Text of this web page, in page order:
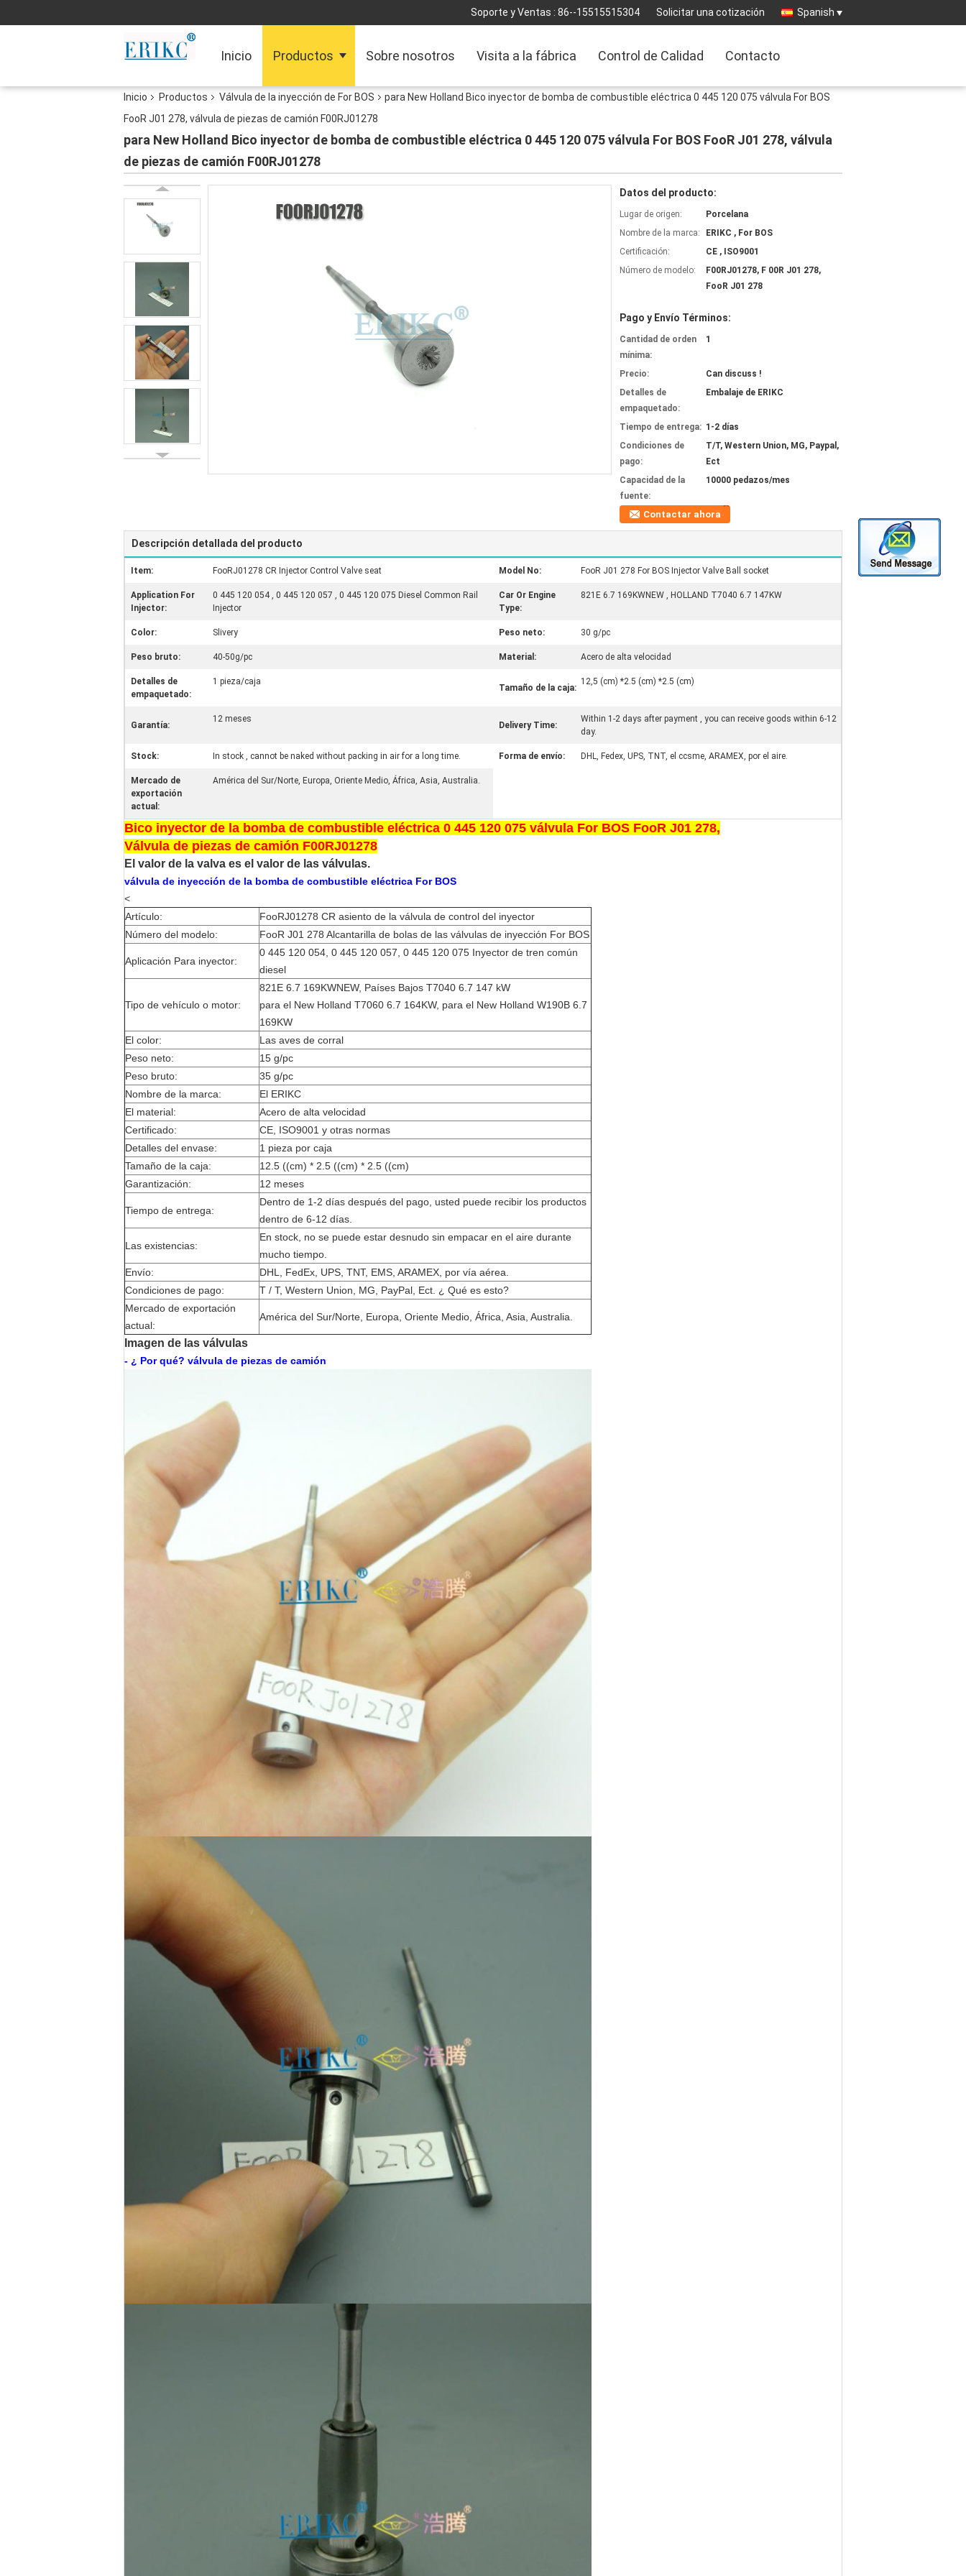
Soporte y Ventas : 86--15515515304 Solicitar una cotización Spanish
Inicio Productos Sobre nosotros Visita a la fábrica Control de Calidad Contacto
Inicio Productos Válvula de la inyección de For BOS
para New Holland Bico inyector de bomba de combustible eléctrica 0 445 120 075 válvula For BOS
FooR J01 278, válvula de piezas de camión F00RJ01278
para New Holland Bico inyector de bomba de combustible eléctrica 0 445 120 075 válvula For BOS FooR J01 278, válvula
de piezas de camión F00RJ01278
Datos del producto:
Lugar de origen:
Porcelana
Nombre de la marca:
ERIKC , For BOS
Certificación:
CE , ISO9001
Número de modelo:
F00RJ01278, F 00R J01 278,
FooR J01 278
Pago y Envío Términos:
Cantidad de orden
mínima:
1
Precio:
Can discuss !
Detalles de
empaquetado:
Embalaje de ERIKC
Tiempo de entrega: 1-2 días
Condiciones de
pago:
T/T, Western Union, MG, Paypal,
Ect
Capacidad de la
fuente:
10000 pedazos/mes
Contactar ahora
Descripción detallada del producto
Item: FooRJ01278 CR Injector Control Valve seat Model No: FooR J01 278 For BOS Injector Valve Ball socket
Application For
Injector:
0 445 120 054 , 0 445 120 057 , 0 445 120 075 Diesel Common Rail
Injector
Car Or Engine
Type:
821E 6.7 169KWNEW , HOLLAND T7040 6.7 147KW
Color: Slivery Peso neto: 30 g/pc
Peso bruto: 40-50g/pc Material: Acero de alta velocidad
Detalles de
empaquetado:
1 pieza/caja
Tamaño de la caja:
12,5 (cm) *2.5 (cm) *2.5 (cm)
Garantía:
12 meses
Delivery Time:
Within 1-2 days after payment , you can receive goods within 6-12
day.
Stock: In stock , cannot be naked without packing in air for a long time. Forma de envío: DHL, Fedex, UPS, TNT, el ccsme, ARAMEX, por el aire.
Mercado de
exportación
actual:
América del Sur/Norte, Europa, Oriente Medio, África, Asia, Australia.
Bico inyector de la bomba de combustible eléctrica 0 445 120 075 válvula For BOS FooR J01 278,
Válvula de piezas de camión F00RJ01278
El valor de la valva es el valor de las válvulas.
válvula de inyección de la bomba de combustible eléctrica For BOS
<
Artículo:
FooRJ01278 CR asiento de la válvula de control del inyector
Número del modelo:
FooR J01 278 Alcantarilla de bolas de las válvulas de inyección For BOS
Aplicación Para inyector:
0 445 120 054, 0 445 120 057, 0 445 120 075 Inyector de tren común
diesel
Tipo de vehículo o motor:
821E 6.7 169KWNEW, Países Bajos T7040 6.7 147 kW
para el New Holland T7060 6.7 164KW, para el New Holland W190B 6.7
169KW
El color:
Las aves de corral
Peso neto:
15 g/pc
Peso bruto:
35 g/pc
Nombre de la marca:
El ERIKC
El material:
Acero de alta velocidad
Certificado:
CE, ISO9001 y otras normas
Detalles del envase:
1 pieza por caja
Tamaño de la caja:
12.5 ((cm) * 2.5 ((cm) * 2.5 ((cm)
Garantización:
12 meses
Tiempo de entrega:
Dentro de 1-2 días después del pago, usted puede recibir los productos
dentro de 6-12 días.
Las existencias:
En stock, no se puede estar desnudo sin empacar en el aire durante
mucho tiempo.
Envío:
DHL, FedEx, UPS, TNT, EMS, ARAMEX, por vía aérea.
Condiciones de pago:
T / T, Western Union, MG, PayPal, Ect. ¿ Qué es esto?
Mercado de exportación
actual:
América del Sur/Norte, Europa, Oriente Medio, África, Asia, Australia.
Imagen de las válvulas
- ¿ Por qué? válvula de piezas de camión